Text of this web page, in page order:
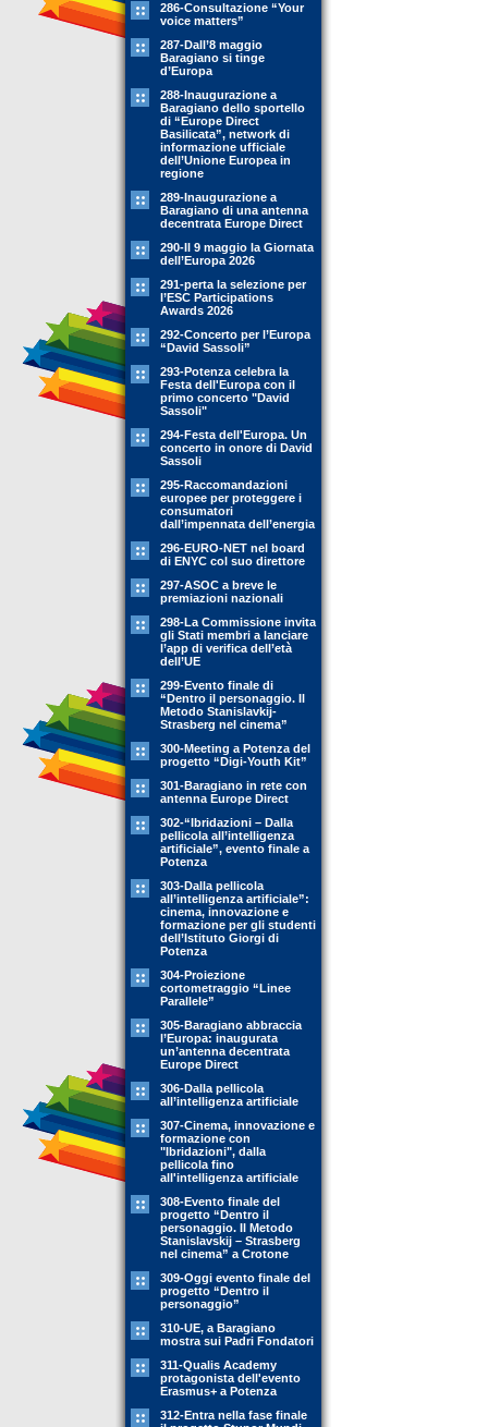
286-Consultazione “Your
voice matters”
287-Dall’8 maggio
Baragiano si tinge
d’Europa
288-Inaugurazione a
Baragiano dello sportello
di “Europe Direct
Basilicata”, network di
informazione ufficiale
dell’Unione Europea in
regione
289-Inaugurazione a
Baragiano di una antenna
decentrata Europe Direct
290-Il 9 maggio la Giornata
dell’Europa 2026
291-perta la selezione per
l’ESC Participations
Awards 2026
292-Concerto per l’Europa
“David Sassoli”
293-Potenza celebra la
Festa dell'Europa con il
primo concerto "David
Sassoli"
294-Festa dell'Europa. Un
concerto in onore di David
Sassoli
295-Raccomandazioni
europee per proteggere i
consumatori
dall’impennata dell’energia
296-EURO-NET nel board
di ENYC col suo direttore
297-ASOC a breve le
premiazioni nazionali
298-La Commissione invita
gli Stati membri a lanciare
l’app di verifica dell’età
dell’UE
299-Evento finale di
“Dentro il personaggio. Il
Metodo Stanislavkij-
Strasberg nel cinema”
300-Meeting a Potenza del
progetto “Digi-Youth Kit”
301-Baragiano in rete con
antenna Europe Direct
302-“Ibridazioni – Dalla
pellicola all’intelligenza
artificiale”, evento finale a
Potenza
303-Dalla pellicola
all’intelligenza artificiale”:
cinema, innovazione e
formazione per gli studenti
dell’Istituto Giorgi di
Potenza
304-Proiezione
cortometraggio “Linee
Parallele”
305-Baragiano abbraccia
l’Europa: inaugurata
un’antenna decentrata
Europe Direct
306-Dalla pellicola
all’intelligenza artificiale
307-Cinema, innovazione e
formazione con
"Ibridazioni", dalla
pellicola fino
all'intelligenza artificiale
308-Evento finale del
progetto “Dentro il
personaggio. Il Metodo
Stanislavskij – Strasberg
nel cinema” a Crotone
309-Oggi evento finale del
progetto “Dentro il
personaggio”
310-UE, a Baragiano
mostra sui Padri Fondatori
311-Qualis Academy
protagonista dell'evento
Erasmus+ a Potenza
312-Entra nella fase finale